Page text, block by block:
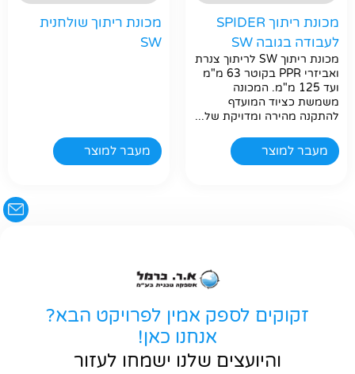
חפשו באתר
מכונת ריתוך SPIDER
לעבודה בגובה SW
מכונת ריתוך SW לריתוך צנרת
ואביזרי PPR בקוטר 63 מ"מ
ועד 125 מ"מ. המכונה
משמשת כציוד המועדף
להתקנה מהירה ומדויקת של...
מעבר למוצר
מכונת ריתוך שולחנית
SW
מעבר למוצר
זקוקים לספק אמין לפרויקט הבא?
אנחנו כאן!
והיועצים שלנו ישמחו לעזור